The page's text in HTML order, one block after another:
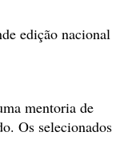
edição nacional
mentoria de
Os selecionados